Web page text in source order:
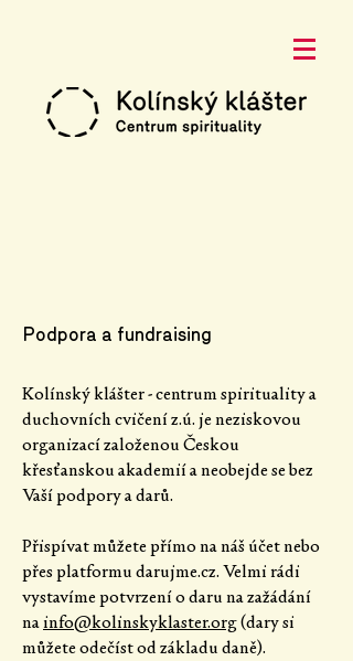
Podpora a fundraising
Kolínský klášter - centrum spirituality a
duchovních cvičení z.ú. je neziskovou
organizací založenou Českou
křesťanskou akademií a neobejde se bez
Vaší podpory a darů.
Přispívat můžete přímo na náš účet nebo
přes platformu darujme.cz. Velmi rádi
vystavíme potvrzení o daru na zažádání
nainfo@kolinskyklaster.org(dary si
můžete odečíst od základu daně).